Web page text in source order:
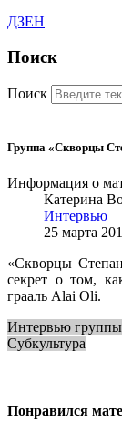
ДЗЕН
Поиск
Поиск
Группа «Скворцы
Информация о
Катерина
Интервью
25 марта
«Скворцы
секрет о том,
грааль Alai Oli.
Интервью
Субкультура
Понравился